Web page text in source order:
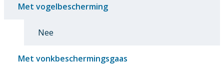
Met vogelbescherming
Nee
Met vonkbeschermingsgaas